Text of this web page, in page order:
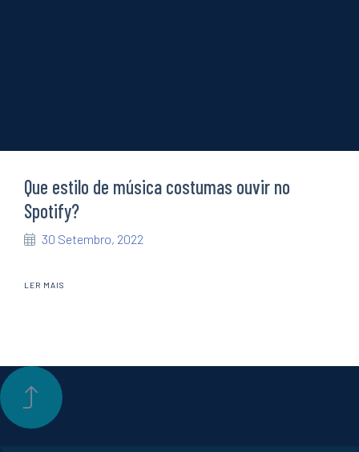
Que estilo de música costumas ouvir no
Spotify?
30 Setembro, 2022
LER MAIS